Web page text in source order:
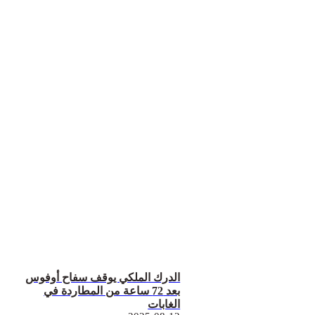
الدرك الملكي يوقف سفاح أوفوس
بعد 72 ساعة من المطاردة في
الغابات